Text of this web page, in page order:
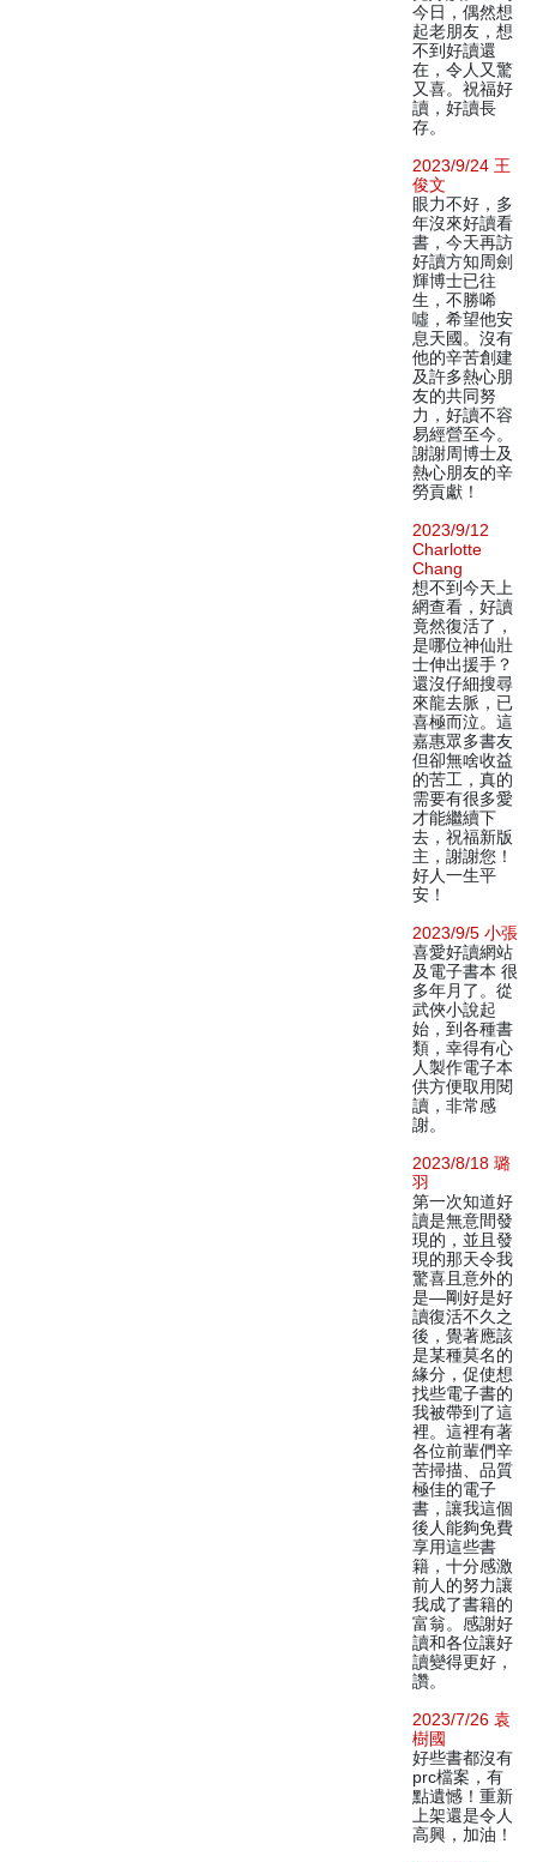
今日，偶然想
起老朋友，想
不到好讀還
在，令人又驚
又喜。祝福好
讀，好讀長
存。
2023/9/24 王
俊文
眼力不好，多
年沒來好讀看
書，今天再訪
好讀方知周劍
輝博士已往
生，不勝唏
噓，希望他安
息天國。沒有
他的辛苦創建
及許多熱心朋
友的共同努
力，好讀不容
易經營至今。
謝謝周博士及
熱心朋友的辛
勞貢獻！
2023/9/12
Charlotte
Chang
想不到今天上
網查看，好讀
竟然復活了，
是哪位神仙壯
士伸出援手？
還沒仔細搜尋
來龍去脈，已
喜極而泣。這
嘉惠眾多書友
但卻無啥收益
的苦工，真的
需要有很多愛
才能繼續下
去，祝福新版
主，謝謝您！
好人一生平
安！
2023/9/5 小張
喜愛好讀網站
及電子書本 很
多年月了。從
武俠小說起
始，到各種書
類，幸得有心
人製作電子本
供方便取用閱
讀，非常感
謝。
2023/8/18 璐
羽
第一次知道好
讀是無意間發
現的，並且發
現的那天令我
驚喜且意外的
是—剛好是好
讀復活不久之
後，覺著應該
是某種莫名的
緣分，促使想
找些電子書的
我被帶到了這
裡。這裡有著
各位前輩們辛
苦掃描、品質
極佳的電子
書，讓我這個
後人能夠免費
享用這些書
籍，十分感激
前人的努力讓
我成了書籍的
富翁。感謝好
讀和各位讓好
讀變得更好，
讚。
2023/7/26 袁
樹國
好些書都沒有
prc檔案，有
點遺憾！重新
上架還是令人
高興，加油！